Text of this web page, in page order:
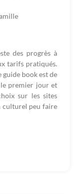
des progrès à
tarifs pratiqués.
book est de
premier jour et
sur les sites
culturel peu faire